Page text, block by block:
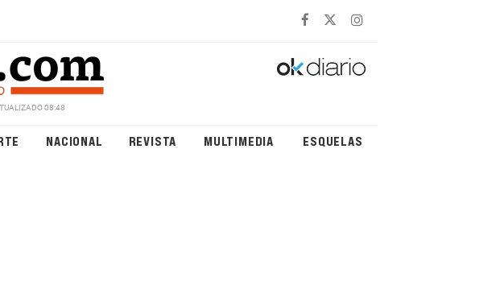
08:48
NACIONAL REVISTA MULTIMEDIA ESQUELAS